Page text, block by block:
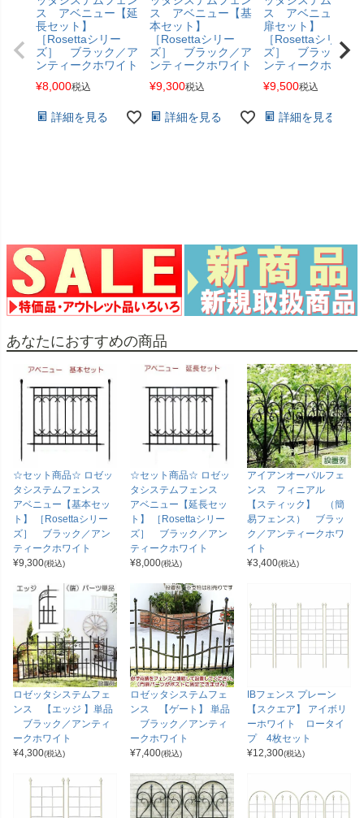
ス アベニュー【延
長セット】
［Rosettaシリー
ズ］ ブラック／ア
ンティークホワイト
¥8,000税込
詳細を見る
ス アベニュー【基
本セット】
［Rosettaシリー
ズ］ ブラック／ア
ンティークホワイト
¥9,300税込
詳細を見る
ス アベニュー【
扉セット】
［Rosettaシリー
ズ］ ブラック／
ンティークホワイ
¥9,500税込
詳細を見る
あなたにおすすめの商品
☆セット商品☆ ロゼッ
タシステムフェンス
アベニュー【基本セッ
ト】 ［Rosettaシリー
ズ］ ブラック／アン
ティークホワイト
¥9,300(税込)
☆セット商品☆ ロゼッ
タシステムフェンス
アベニュー【延長セッ
ト】 ［Rosettaシリー
ズ］ ブラック／アン
ティークホワイト
¥8,000(税込)
アイアンオーバルフェ
ンス フィニアル
【スティック】 （簡
易フェンス） ブラッ
ク／アンティークホワ
イト
¥3,400(税込)
ロゼッタシステムフェ
ンス 【エッジ 】単品
ブラック／アンティ
ークホワイト
¥4,300(税込)
ロゼッタシステムフェ
ンス 【ゲート】 単品
ブラック／アンティ
ークホワイト
¥7,400(税込)
IBフェンス プレーン
【スクエア】 アイボリ
ーホワイト ロータイ
プ 4枚セット
¥12,300(税込)